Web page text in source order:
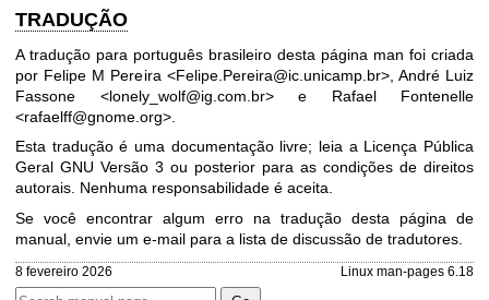
TRADUÇÃO
A tradução para português brasileiro desta página man foi criada
por Felipe M Pereira <Felipe.Pereira@ic.unicamp.br>, André Luiz
Fassone <lonely_wolf@ig.com.br> e Rafael Fontenelle
<rafaelff@gnome.org>.
Esta tradução é uma documentação livre; leia a Licença Pública
Geral GNU Versão 3 ou posterior para as condições de direitos
autorais. Nenhuma responsabilidade é aceita.
Se você encontrar algum erro na tradução desta página de
manual, envie um e-mail para a lista de discussão de tradutores
8 fevereiro 2026 Linux man-pages 6.18